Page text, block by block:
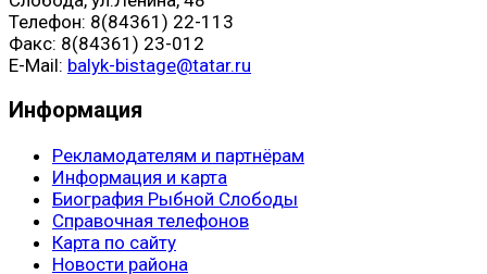
Телефон: 8(84361) 22-113
Факс: 8(84361) 23-012
E-Mail: balyk-bistage@tatar.ru
Информация
Рекламодателям и партнёрам
Информация и карта
Биография Рыбной Слободы
Справочная телефонов
Карта по сайту
Новости района